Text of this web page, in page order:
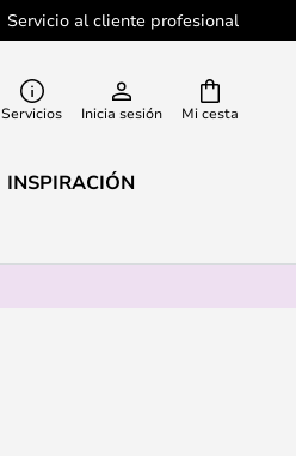
Servicio al cliente profesional
Mi cesta
Servicios Inicia sesión
INSPIRACIÓN